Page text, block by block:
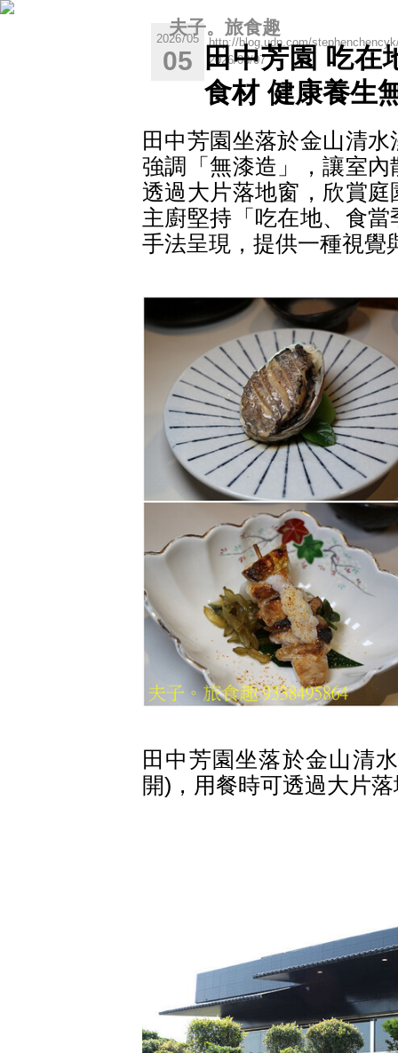
夫子。旅食趣
原文網址：http://blog.udn.com/
列印日期：2026/08/07
田中芳園 吃在
食材 健康養生
2026/05
05
田中芳園坐落於金山清
強調「無漆造」，讓室
透過大片落地窗，欣賞
主廚堅持「吃在地、食
手法呈現，提供一種視覺
田中芳園坐落於金山清
開)，用餐時可透過大片